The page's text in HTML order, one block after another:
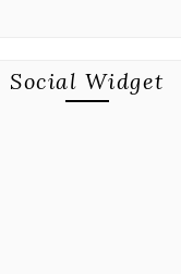
Social Widget